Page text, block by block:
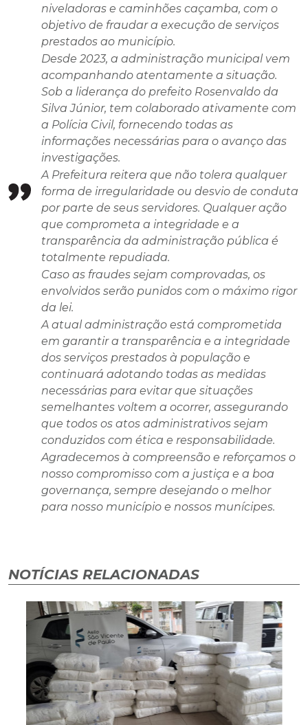
niveladoras e caminhões caçamba, com o
objetivo de fraudar a execução de serviços
prestados ao município.
Desde 2023, a administração municipal vem
acompanhando atentamente a situação.
Sob a liderança do prefeito Rosenvaldo da
Silva Júnior, tem colaborado ativamente com
a Polícia Civil, fornecendo todas as
informações necessárias para o avanço das
investigações.
A Prefeitura reitera que não tolera qualquer
forma de irregularidade ou desvio de conduta
por parte de seus servidores. Qualquer ação
que comprometa a integridade e a
transparência da administração pública é
totalmente repudiada.
Caso as fraudes sejam comprovadas, os
envolvidos serão punidos com o máximo rigor
da lei.
A atual administração está comprometida
em garantir a transparência e a integridade
dos serviços prestados à população e
continuará adotando todas as medidas
necessárias para evitar que situações
semelhantes voltem a ocorrer, assegurando
que todos os atos administrativos sejam
conduzidos com ética e responsabilidade.
Agradecemos à compreensão e reforçamos o
nosso compromisso com a justiça e a boa
governança, sempre desejando o melhor
para nosso município e nossos munícipes.
NOTÍCIAS RELACIONADAS